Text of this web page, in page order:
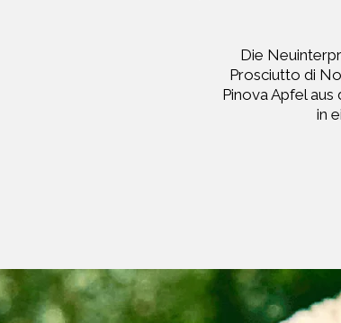
Die
Prosciutto di
Pinova Apfel
in